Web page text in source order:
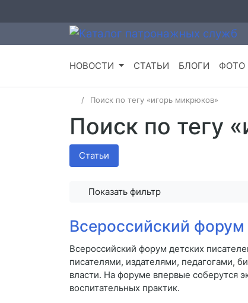
НОВОСТИ СТАТЬИ БЛОГИ ФОТО
Поиск по тегу «игорь микрюков»
Поиск по тегу
Статьи
Показать фильтр
Всероссийский форум
Всероссийский форум детских
писателями, издателями, педагогами,
власти. На форуме впервые соберутся
воспитательных практик.